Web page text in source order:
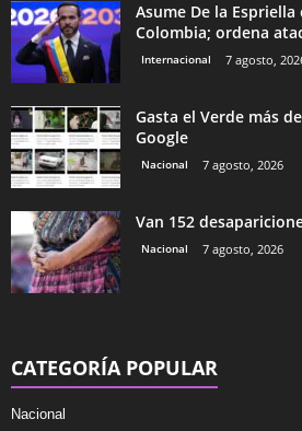
Asume De la
Colombia; ordena
Internacional 7 agosto,
Gasta el Verde más
Google
Nacional 7 agosto, 2026
Van 152
Nacional 7 agosto, 2026
CATEGORÍA POPULAR
Nacional